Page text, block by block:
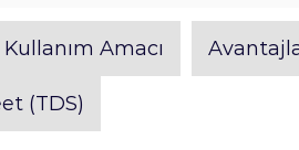
Kullanım Amacı
(TDS)